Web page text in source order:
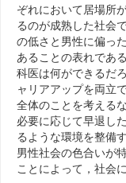
ぞれにおいて居場所
るのが成熟した社会
の低さと男性に偏っ
あることの表れであ
科医は何ができるだ
ャリアアップを両立
全体のことを考える
必要に応じて早退し
るような環境を整備
男性社会の色合いが
ことによって，社会